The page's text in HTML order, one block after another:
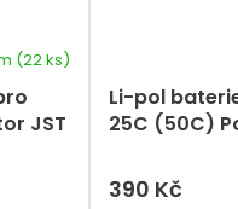
JST
(22 ks)
Li-pol
25C (50C)
390 Kč